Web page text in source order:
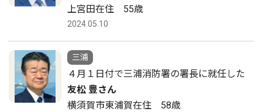
上宮田在住 55歳
2024.05.10
三浦
４月１日付で三浦消防署の署長に就任した
友松 豊さん
横須賀市東浦賀在住 58歳